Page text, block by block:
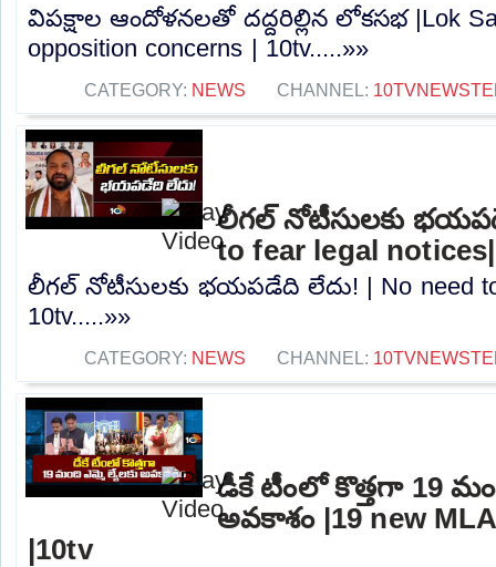
విపక్షాల ఆందోళనలతో దద్దరిల్లిన లోకసభ |Lok
opposition concerns | 10tv.....»»
CATEGORY: NEWS CHANNEL:
లీగల్ నోటీసులకు
to fear legal
లీగల్ నోటీసులకు భయపడేది లేదు! | No need to
10tv.....»»
CATEGORY: NEWS CHANNEL:
డీకే టీంలో కొత్తగా 19
అవకాశం |19 new
|10tv